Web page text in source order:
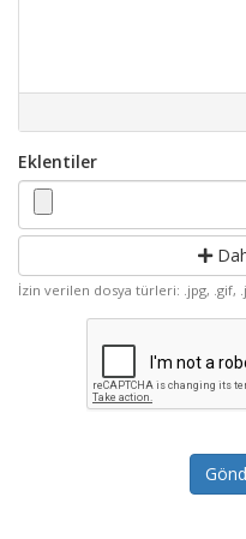
Eklentiler
İzin verilen dosya türleri: .jpg, .gif,